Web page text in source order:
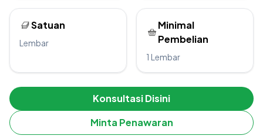
Satuan
Lembar
Minimal
Pembelian
1 Lembar
Konsultasi Disini
Minta Penawaran